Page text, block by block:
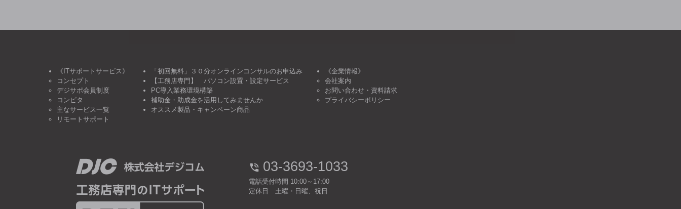
《ITサポートサービス》
コンセプト
デジサポ会員制度
コンピタ
主なサービス一覧
リモートサポート
「初回無料」３０分オンラインコンサルのお申込み
【工務店専門】 パソコン設置・設定サービス
PC導入業務環境構築
補助金・助成金を活用してみませんか
オススメ製品・キャンペーン商品
《企業情報》
会社案内
お問い合わせ・資料請求
プライバシーポリシー
03-3693-1033
電話受付時間 10:00～17:00
定休日 土曜・日曜、祝日